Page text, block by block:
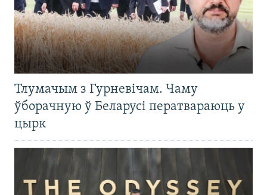
Тлумачым з Гурневічам. Чаму
ўборачную ў Беларусі ператвараюць у
цырк